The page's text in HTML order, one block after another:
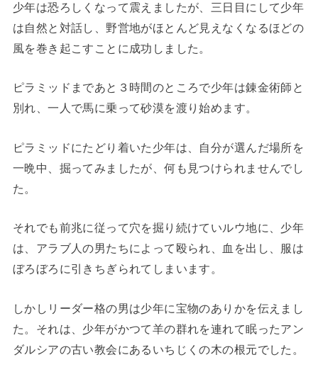
少年は恐ろしくなって震えましたが、三日目にして少年
は自然と対話し、野営地がほとんど見えなくなるほどの
風を巻き起こすことに成功しました。
ピラミッドまであと３時間のところで少年は錬金術師と
別れ、一人で馬に乗って砂漠を渡り始めます。
ピラミッドにたどり着いた少年は、自分が選んだ場所を
一晩中、掘ってみましたが、何も見つけられませんでし
た。
それでも前兆に従って穴を掘り続けていルウ地に、少年
は、アラブ人の男たちによって殴られ、血を出し、服は
ぼろぼろに引きちぎられてしまいます。
しかしリーダー格の男は少年に宝物のありかを伝えまし
た。それは、少年がかつて羊の群れを連れて眠ったアン
ダルシアの古い教会にあるいちじくの木の根元でした。